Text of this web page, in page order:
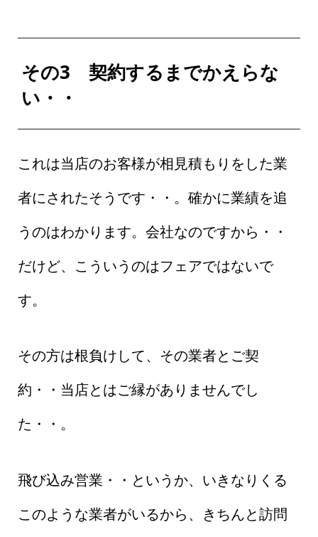
その3 契約するまでかえらな
い・・
これは当店のお客様が相見積もりをした業
者にされたそうです・・。確かに業績を追
うのはわかります。会社なのですから・・
だけど、こういうのはフェアではないで
す。
その方は根負けして、その業者とご契
約・・当店とはご縁がありませんでし
た・・。
飛び込み営業・・というか、いきなりくる
このような業者がいるから、きちんと訪問